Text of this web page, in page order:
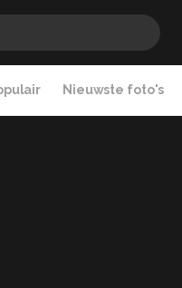
Nieuwste foto's